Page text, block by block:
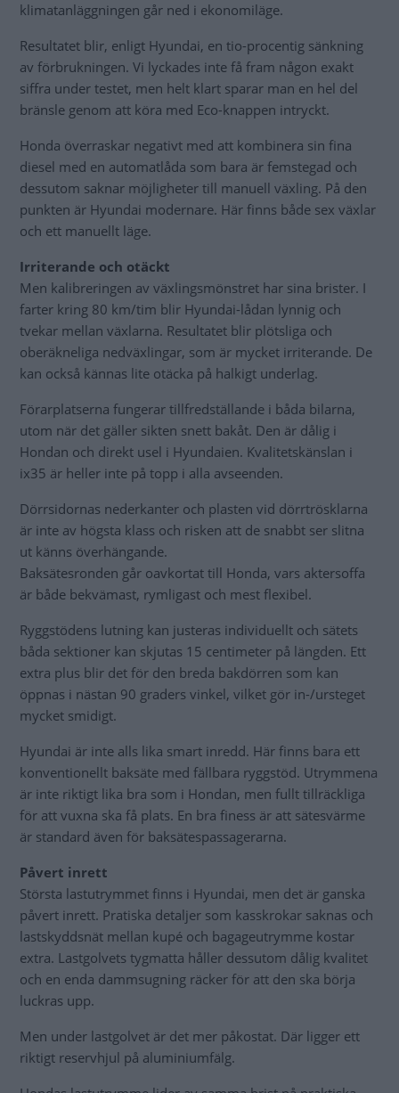
klimatanläggningen går ned i ekonomiläge.
Resultatet blir, enligt Hyundai, en tio-procentig sänkning
av förbrukningen. Vi lyckades inte få fram någon exakt
siffra under testet, men helt klart sparar man en hel del
bränsle genom att köra med Eco-knappen intryckt.
Honda överraskar negativt med att kombinera sin fina
diesel med en automatlåda som bara är femstegad och
dessutom saknar möjligheter till manuell växling. På den
punkten är Hyundai modernare. Här finns både sex växlar
och ett manuellt läge.
Irriterande och otäckt
Men kalibreringen av växlingsmönstret har sina brister. I
farter kring 80 km/tim blir Hyundai-lådan lynnig och
tvekar mellan växlarna. Resultatet blir plötsliga och
oberäkneliga nedväxlingar, som är mycket irriterande. De
kan också kännas lite otäcka på halkigt underlag.
Förarplatserna fungerar tillfredställande i båda bilarna,
utom när det gäller sikten snett bakåt. Den är dålig i
Hondan och direkt usel i Hyundaien. Kvalitetskänslan i
ix35 är heller inte på topp i alla avseenden.
Dörrsidornas nederkanter och plasten vid dörrtrösklarna
är inte av högsta klass och risken att de snabbt ser slitna
ut känns överhängande.
Baksätesronden går oavkortat till Honda, vars aktersoffa
är både bekvämast, rymligast och mest flexibel.
Ryggstödens lutning kan justeras individuellt och sätets
båda sektioner kan skjutas 15 centimeter på längden. Ett
extra plus blir det för den breda bakdörren som kan
öppnas i nästan 90 graders vinkel, vilket gör in-/ursteget
mycket smidigt.
Hyundai är inte alls lika smart inredd. Här finns bara ett
konventionellt baksäte med fällbara ryggstöd. Utrymmena
är inte riktigt lika bra som i Hondan, men fullt tillräckliga
för att vuxna ska få plats. En bra finess är att sätesvärme
är standard även för baksätespassagerarna.
Påvert inrett
Största lastutrymmet finns i Hyundai, men det är ganska
påvert inrett. Pratiska detaljer som kasskrokar saknas och
lastskyddsnät mellan kupé och bagageutrymme kostar
extra. Lastgolvets tygmatta håller dessutom dålig kvalitet
och en enda dammsugning räcker för att den ska börja
luckras upp.
Men under lastgolvet är det mer påkostat. Där ligger ett
riktigt reservhjul på aluminiumfälg.